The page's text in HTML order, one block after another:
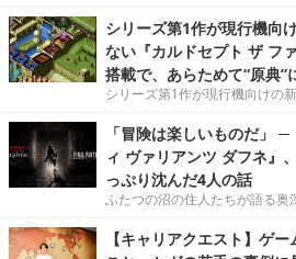
シリーズ第1作が現行機向
ない『カルドセプト ザ フ
搭載で、あらためて“原典”
シリーズ第1作が現行機向けの
「冒険は楽しいものだ」
ィ ヴァリアンツ ダフネ』
っぷり沈んだ4人の話
ふたつの沼の住人たちが語る奥
【キャリアクエスト】ゲ